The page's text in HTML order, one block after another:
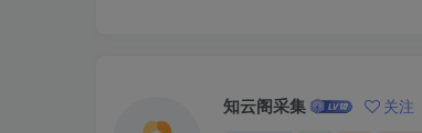
知云阁采集 关注